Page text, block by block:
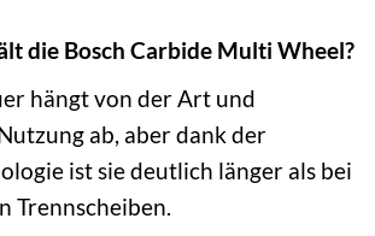
die Bosch Carbide Multi Wheel?
hängt von der Art und
ab, aber dank der
ist sie deutlich länger als bei
Trennscheiben.